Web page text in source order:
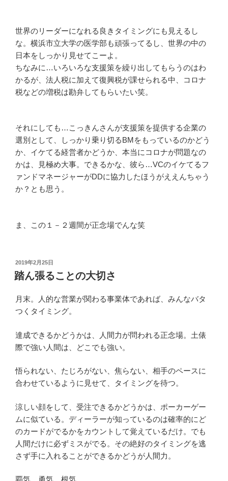
世界のリーダーになれる良きタイミングにも見えるし
な。横浜市立大学の医学部も頑張ってるし、世界の中の
日本をしっかり見せてこーよ。
ちなみに…いろいろな支援策を繰り出してもらうのはわ
かるが、法人税に加えて復興税が課せられる中、コロナ
税などの増税は勘弁してもらいたい笑。
それにしても…こっきんさんが支援策を提供する企業の
選別として、しっかり乗り切るBMをもっているのかどう
か、イケてる経営者かどうか、本当にコロナが問題なの
かは、見極め大事。できるかな、彼ら…VCのイケてるフ
ァンドマネージャーがDDに協力したほうがええんちゃう
か？とも思う。
ま、この１－２週間が正念場でんな笑
投
稿
日:
2019年2月25日
踏ん張ることの大切さ
月末。人的な営業が関わる事業体であれば、みんなバタ
つくタイミング。
達成できるかどうかは、人間力が問われる正念場。土俵
際で強い人間は、どこでも強い。
悟られない、たじろがない、焦らない、相手のペースに
合わせているように見せて、タイミングを待つ。
涼しい顔をして、受注できるかどうかは、ポーカーゲー
ムに似ている。ディーラーが知っているのは確率的にど
のカードがでるかをカウントして覚えているだけ。でも
人間だけに必ずミスがでる。その絶好のタイミングを逃
さず手に入れることができるかどうが人間力。